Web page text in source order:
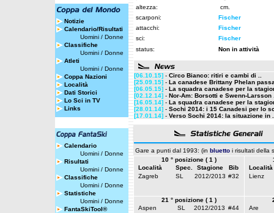
Notizie
Calendario/Risultati
Uomini / Donne
Classifiche
Uomini / Donne
Atleti
Uomini / Donne
Coppa Nazioni
Località
Dati Storici
Lo Sci in TV
Links
Calendario
Uomini / Donne
Risultati
Uomini / Donne
Classifiche
Uomini / Donne
Statistiche
Uomini / Donne
FantaSkiTool®
altezza:
cm.
scarponi:
Fischer
attacchi:
Fischer
sci:
Fischer
status:
Non in attività
[06.10.15] - Circo Bianco: ritiri e cambi di ..
[25.09.15] - La canadese Brittany Phelan
[06.05.15] - La squadra canadese per la
[02.12.14] - Nor-Am: Borsotti e Swenn-Larsson
[16.05.14] - La squadra canadese per la
[28.01.14] - Sochi 2014: i 15 Canadesi per lo
[17.01.14] - Verso Sochi 2014: la situazione in
Gare a punti dal 1993: (in bluetto i risultati della
10 ° posizione ( 1 )
Località
Spec. Stagione
Bib
Zagreb
SL 2012/2013 #32
Località
Lienz
21 ° posizione ( 1 )
Aspen
SL 2012/2013 #44
Are